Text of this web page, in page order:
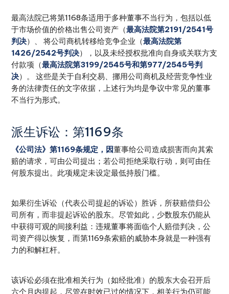
最高法院已将第1168条适用于多种董事不当行为，包括以低
于市场价值的价格出售公司资产（最高法院第2191/2541号
判决）、 将公司商机转移给竞争企业（最高法院第
1426/2542号判决），以及未经授权批准向自身或关联方支
付款项（最高法院第3199/2545号和第977/2545号判
决）。 这些是关于自利交易、挪用公司商机及经营竞争性业
务的法律责任的文字依据，上述行为均是争议中常见的董事
不当行为形式。
派生诉讼：第1169条
《公司法》第1169条规定，因董事给公司造成损害而向其索
赔的请求，可由公司提出；若公司拒绝采取行动，则可由任
何股东提出。此项规定未设定最低持股门槛。
如果衍生诉讼（代表公司提起的诉讼）胜诉，所获赔偿归公
司所有，而非提起诉讼的股东。尽管如此，少数股东仍能从
中获得可观的间接利益：违规董事将面临个人赔偿判决，公
司资产得以恢复，而第1169条索赔的威胁本身就是一种强有
力的和解杠杆。
该诉讼必须在批准相关行为（如经批准）的股东大会召开后
六个月内提起，尽管在时效已过的情况下，相关行为仍可能